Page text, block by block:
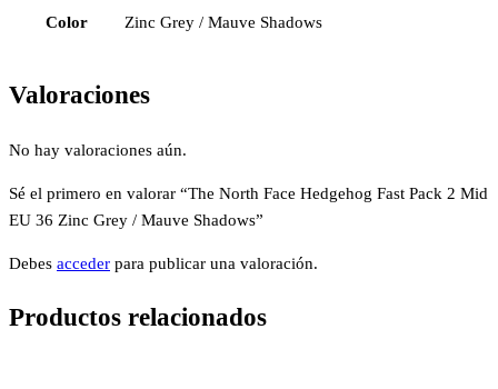
Color Zinc Grey / Mauve Shadows
Valoraciones
No hay valoraciones aún.
Sé el primero en valorar “The North Face Hedgehog Fast Pack 2 Mid
EU 36 Zinc Grey / Mauve Shadows”
Debes acceder para publicar una valoración.
Productos relacionados